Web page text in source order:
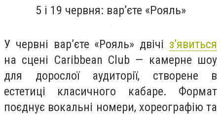
5 і 19 червня: вар’єте «Рояль»
У червні вар’єте «Рояль» двічі з’явиться
на сцені Caribbean Club — камерне шоу
для дорослої аудиторії, створене в
естетиці класичного кабаре. Формат
поєднує вокальні номери, хореографію та